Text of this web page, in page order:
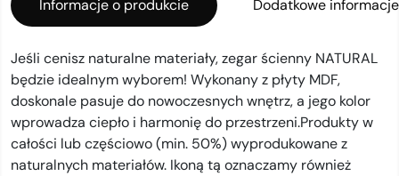
Informacje o produkcie Dodatkowe informacje
Jeśli cenisz naturalne materiały, zegar ścienny NATURAL
będzie idealnym wyborem! Wykonany z płyty MDF,
doskonale pasuje do nowoczesnych wnętrz, a jego kolor
wprowadza ciepło i harmonię do przestrzeni.Produkty w
całości lub częściowo (min. 50%) wyprodukowane z
naturalnych materiałów. Ikoną tą oznaczamy również